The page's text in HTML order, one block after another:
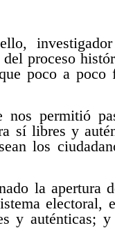
proceso
poco a poco
permitió
sí libres y
los
la apertura
electoral,
y auténticas;